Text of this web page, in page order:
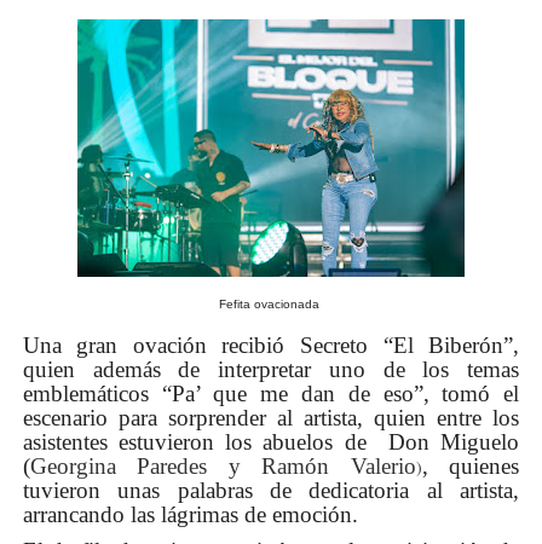
Fefita ovacionada
Una gran ovación recibió Secreto “El Biberón”,
quien además de interpretar uno de los temas
emblemáticos “Pa’ que me dan de eso”, tomó el
escenario para sorprender al artista, quien entre los
asistentes estuvieron los abuelos de Don Miguelo
(Georgina Paredes y Ramón Valerio), quienes
tuvieron unas palabras de dedicatoria al artista,
arrancando las lágrimas de emoción.